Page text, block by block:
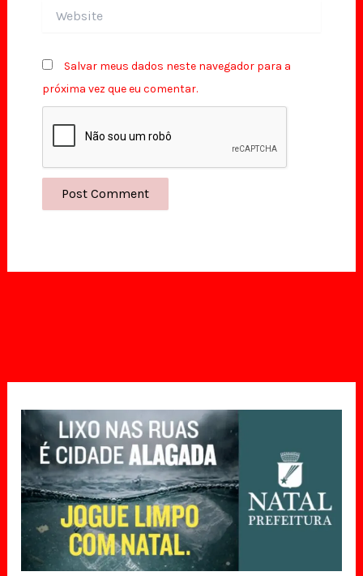
Salvar meus dados neste navegador para a
próxima vez que eu comentar.